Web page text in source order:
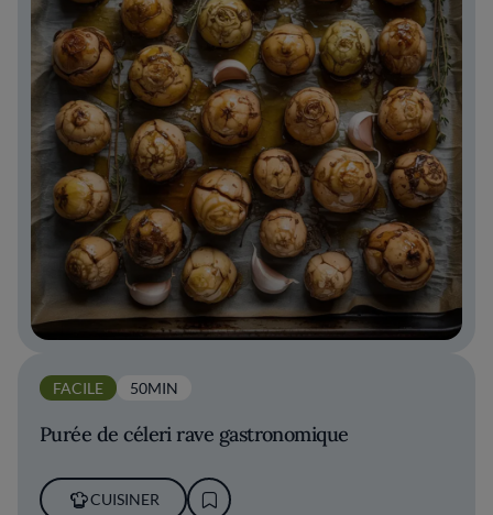
FACILE 50MIN
Purée de céleri rave gastronomique
CUISINER